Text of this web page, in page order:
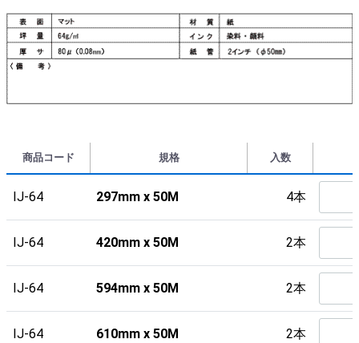
商品コード 規格 入数
IJ-64 297mm x 50M 4本
IJ-64 420mm x 50M 2本
IJ-64 594mm x 50M 2本
IJ-64 610mm x 50M 2本